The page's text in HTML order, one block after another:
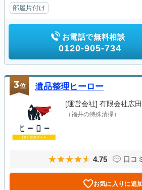
部屋片付け
お電話で無料相談
0120-905-734
3位 遺品整理ヒーロー
[運営会社] 有限会社広
（福井の特殊清掃）
4.75 口コ
お気に入りに追